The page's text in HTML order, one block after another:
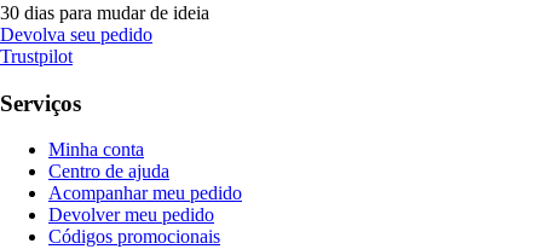
30 dias para mudar de ideia
Devolva seu pedido
Trustpilot
Serviços
Minha conta
Centro de ajuda
Acompanhar meu pedido
Devolver meu pedido
Códigos promocionais